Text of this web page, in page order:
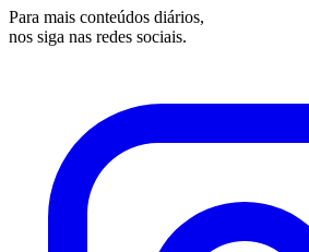
Para mais conteúdos diários,
nos siga nas redes sociais.